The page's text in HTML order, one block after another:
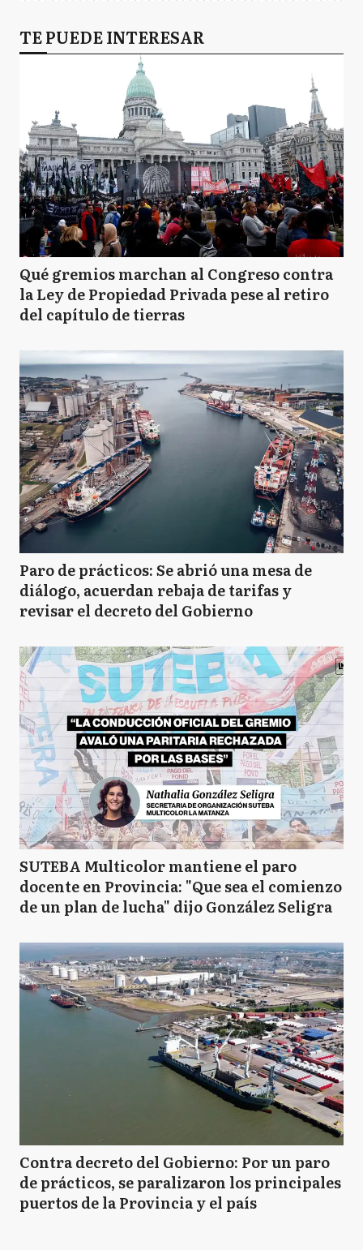
TE PUEDE INTERESAR
Qué gremios marchan al Congreso contra
la Ley de Propiedad Privada pese al retiro
del capítulo de tierras
Paro de prácticos: Se abrió una mesa de
diálogo, acuerdan rebaja de tarifas y
revisar el decreto del Gobierno
SUTEBA Multicolor mantiene el paro
docente en Provincia: "Que sea el comienzo
de un plan de lucha" dijo González Seligra
Contra decreto del Gobierno: Por un paro
de prácticos, se paralizaron los principales
puertos de la Provincia y el país